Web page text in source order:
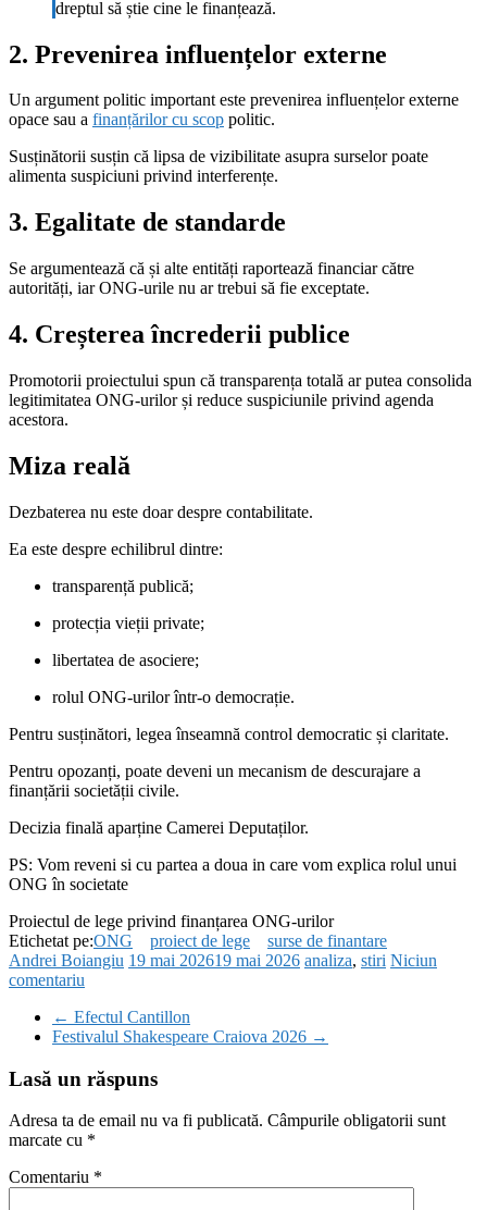
dreptul să știe cine le finanțează.
2. Prevenirea influențelor externe
Un argument politic important este prevenirea influențelor externe
opace sau a finanțărilor cu scop politic.
Susținătorii susțin că lipsa de vizibilitate asupra surselor poate
alimenta suspiciuni privind interferențe.
3. Egalitate de standarde
Se argumentează că și alte entități raportează financiar către
autorități, iar ONG-urile nu ar trebui să fie exceptate.
4. Creșterea încrederii publice
Promotorii proiectului spun că transparența totală ar putea consolida
legitimitatea ONG-urilor și reduce suspiciunile privind agenda
acestora.
Miza reală
Dezbaterea nu este doar despre contabilitate.
Ea este despre echilibrul dintre:
transparență publică;
protecția vieții private;
libertatea de asociere;
rolul ONG-urilor într-o democrație.
Pentru susținători, legea înseamnă control democratic și claritate.
Pentru opozanți, poate deveni un mecanism de descurajare a
finanțării societății civile.
Decizia finală aparține Camerei Deputaților.
PS: Vom reveni si cu partea a doua in care vom explica rolul unui
ONG în societate
Proiectul de lege privind finanțarea ONG-urilor
Etichetat pe:ONG proiect de lege
surse de finantare
Andrei Boiangiu 19 mai 202619 mai 2026 analiza, stiri Niciun
comentariu
← Efectul Cantillon
Festivalul Shakespeare Craiova 2026 →
Lasă un răspuns
Adresa ta de email nu va fi publicată. Câmpurile obligatorii sunt
marcate cu *
Comentariu *